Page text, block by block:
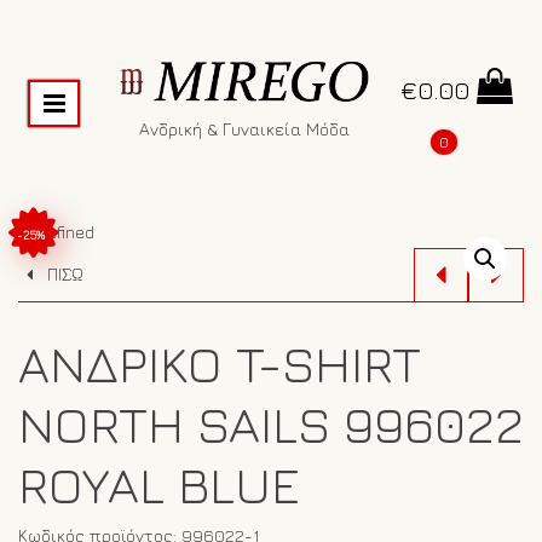
Ανδρική & Γυναικεία Μόδα
€0.00
0
-25%
undefined
ΠΙΣΩ
ΑΝΔΡΙΚΌ T-SHIRT
NORTH SAILS 996022
ROYAL BLUE
Κωδικός προϊόντος: 996022-1